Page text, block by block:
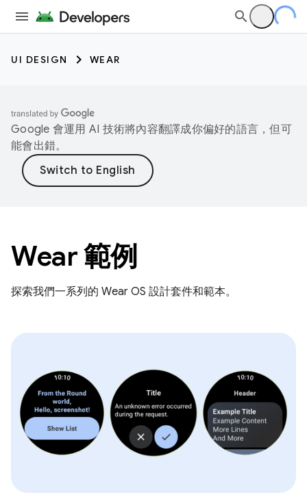
UI DESIGN WEAR
Google 會運用 AI 技術將內容翻譯成你偏好的語言，但可
能會出錯。
Wear 範例
探索我們一系列的 Wear OS 設計套件和範本。